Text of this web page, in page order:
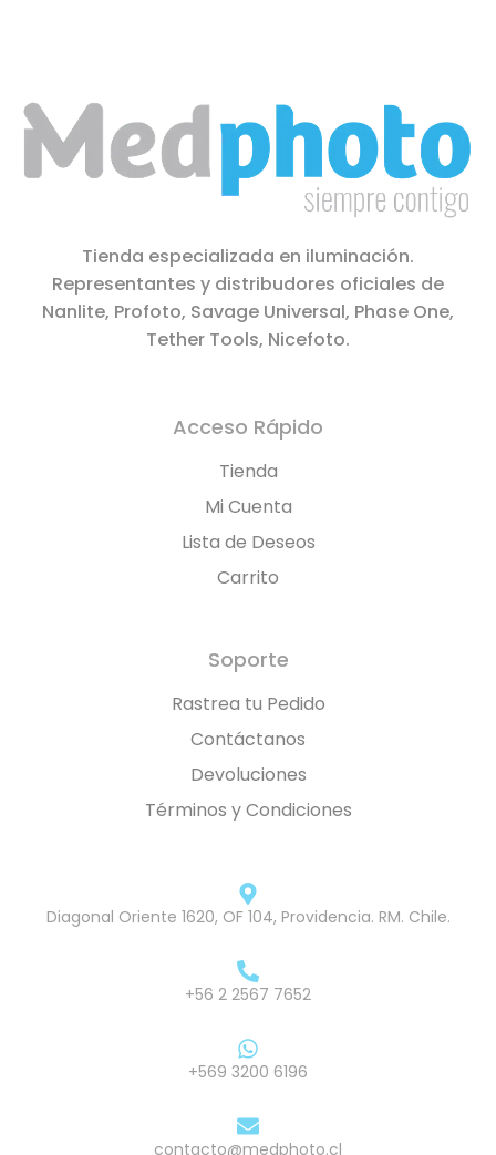
Tienda especializada en iluminación.
Representantes y distribudores oficiales de
Nanlite, Profoto, Savage Universal, Phase One,
Tether Tools, Nicefoto.
Acceso Rápido
Tienda
Mi Cuenta
Lista de Deseos
Carrito
Soporte
Rastrea tu Pedido
Contáctanos
Devoluciones
Términos y Condiciones
Diagonal Oriente 1620, OF 104, Providencia. RM. Chile.
+56 2 2567 7652
+569 3200 6196
contacto@medphoto.cl